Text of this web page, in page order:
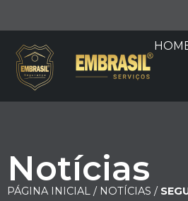
Notícias
PÁGINA INICIAL / NOTÍCIAS /